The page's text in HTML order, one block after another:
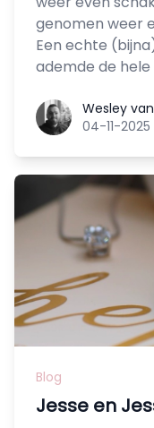
genomen weer
Een echte
ademde de hele
Wesley van
Wesley
04-11-2025
Blog
Jesse en